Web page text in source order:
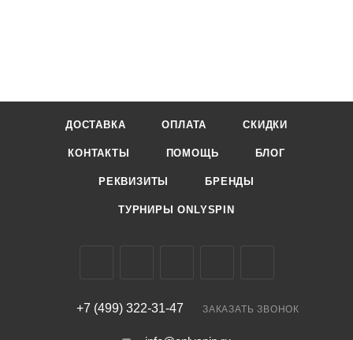
ДОСТАВКА ОПЛАТА СКИДКИ
КОНТАКТЫ ПОМОЩЬ БЛОГ
РЕКВИЗИТЫ БРЕНДЫ
ТУРНИРЫ ONLYSPIN
+7 (499) 322-31-47 ЗАКАЗАТЬ ЗВОНОК